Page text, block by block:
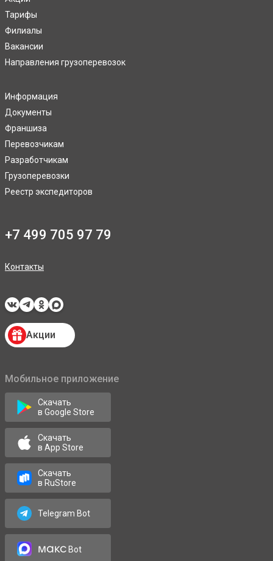
Тарифы
Филиалы
Вакансии
Направления грузоперевозок
Информация
Документы
Франшиза
Перевозчикам
Разработчикам
Грузоперевозки
Реестр экспедиторов
+7 499 705 97 79
Контакты
Акции
Мобильное приложение
Скачать
в Google Store
Скачать
в App Store
Скачать
в RuStore
Telegram Bot
максBot